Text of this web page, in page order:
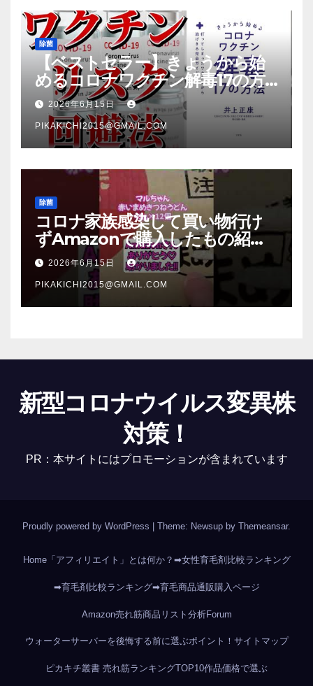
除菌
【ベストセラー】きょうから始
めるコロナワクチン解毒17の方
法【本要約】
2026年6月15日
PIKAKICHI2015@GMAIL.COM
除菌
コロナ家族感染して買い物行け
ずAmazonで購入したもの紹
介 #Shorts
2026年6月15日
PIKAKICHI2015@GMAIL.COM
新型コロナウイルス変異株
対策！
PR：本サイトにはプロモーションが含まれています
Proudly powered by WordPress | Theme: Newsup by Themeansar.
Home「アフィリエイト」とは何か？ ➡女性育毛剤比較ランキング
➡育毛剤比較ランキング➡育毛商品通販購入ページ
Amazon売れ筋商品リスト分析Forum
ウォーターサーバーを後悔する前に選ぶポイント！ サイトマップ
ピカキチ叢書 売れ筋ランキングTOP10作品価格で選ぶ